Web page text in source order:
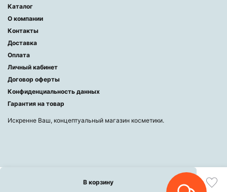
В корзину
Каталог
О компании
Контакты
Доставка
Оплата
Личный кабинет
Договор оферты
Конфиденциальность данных
Гарантия на товар
Искренне Ваш, концептуальный магазин косметики.